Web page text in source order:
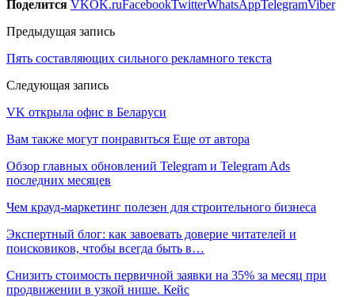
Поделится VKOK.ruFacebookTwitterWhatsAppTelegramViber
Предыдущая запись
Пять составляющих сильного рекламного текста
Следующая запись
VK открыла офис в Беларуси
Вам также могут понравиться Еще от автора
Обзор главных обновлений Telegram и Telegram Ads
последних месяцев
Чем крауд-маркетинг полезен для строительного бизнеса
Экспертный блог: как завоевать доверие читателей и
поисковиков, чтобы всегда быть в…
Снизить стоимость первичной заявки на 35% за месяц при
продвижении в узкой нише. Кейс